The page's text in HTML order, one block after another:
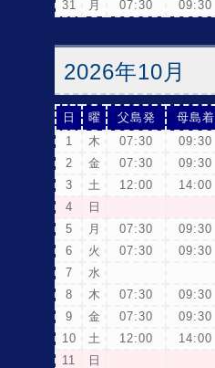
31
月 07:30 09:30
2026年10月
日 曜 父島発 母島着
1
木 07:30 09:30
2
金 07:30 09:30
3
土 12:00 14:00
4
日
5
月 07:30 09:30
6
火 07:30 09:30
7
水
8
木 07:30 09:30
9
金 07:30 09:30
10
土 12:00 14:00
11
日